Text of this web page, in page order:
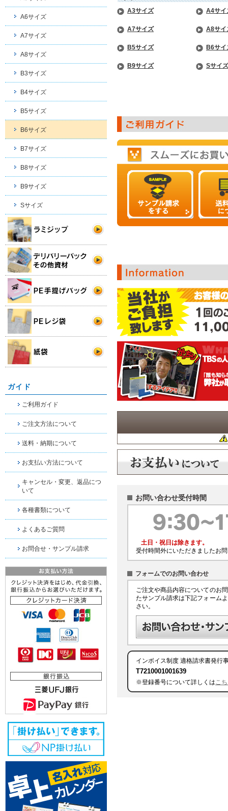
A3サイズ
A4サイ
A7サイズ A8サイ
B5サイズ B6サイ
B9サイズ Sサイズ
お問い合わせ受付時間
土日・祝日は除きます。
受付時間外にいただきましたお
フォームでのお問い合わせ
ご注文や商品内容についてのお
たサンプル請求は下記フォーム
さい。
インボイス制度 適格請求書発行
T7210001001639
※登録番号について詳しくはこ
A6サイズ
A7サイズ
A8サイズ
B3サイズ
B4サイズ
B5サイズ
B6サイズ
B7サイズ
B8サイズ
B9サイズ
Sサイズ
ガイド
ご利用ガイド
ご注文方法について
送料・納期について
お支払い方法について
キャンセル・変更、返品につ
いて
各種書類について
よくあるご質問
お問合せ・サンプル請求